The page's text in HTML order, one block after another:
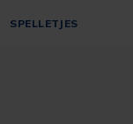
SPELLETJES